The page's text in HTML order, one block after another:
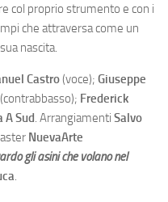
col proprio strumento e con i
che attraversa come un
nascita.
Castro(voce); Giuseppe
(contrabbasso); Frederick
A Sud. Arrangiamenti Salvo
NuevaArte
gli asini che volano nel
.